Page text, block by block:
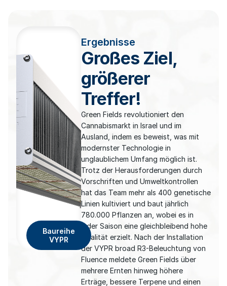
Baureihe
VYPR
Ergebnisse
Großes Ziel,
größerer
Treffer!
Green Fields revolutioniert den
Cannabismarkt in Israel und im
Ausland, indem es beweist, was mit
modernster Technologie in
unglaublichem Umfang möglich ist.
Trotz der Herausforderungen durch
Vorschriften und Umweltkontrollen
hat das Team mehr als 400 genetische
Linien kultiviert und baut jährlich
780.000 Pflanzen an, wobei es in
jeder Saison eine gleichbleibend hohe
Qualität erzielt. Nach der Installation
der VYPR broad R3-Beleuchtung von
Fluence meldete Green Fields über
mehrere Ernten hinweg höhere
Erträge, bessere Terpene und einen